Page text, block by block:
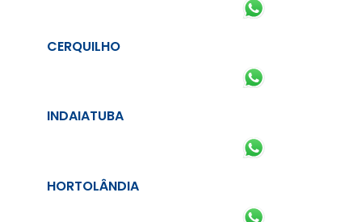
CERQUILHO
INDAIATUBA
HORTOLÂNDIA